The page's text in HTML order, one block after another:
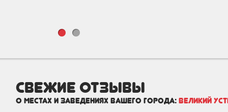
свежие отзывы
о местах и заведениях вашего города: Великий